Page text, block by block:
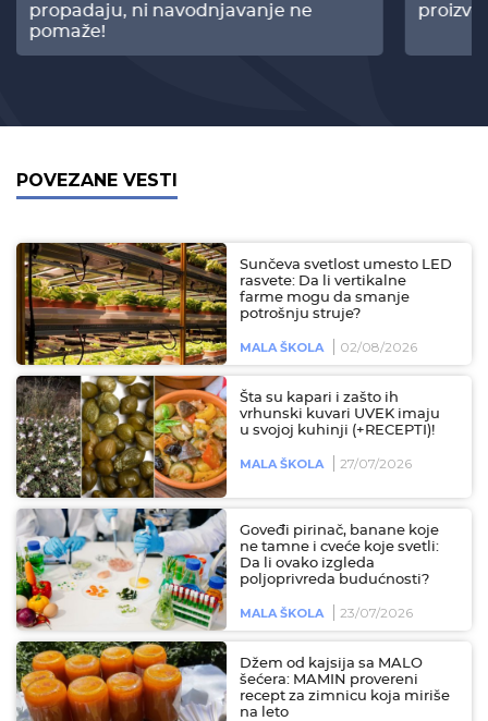
propadaju, ni navodnjavanje ne
pomaže!
POVEZANE VESTI
Sunčeva svetlost umesto LED
rasvete: Da li vertikalne
farme mogu da smanje
potrošnju struje?
MALA ŠKOLA 02/08/2026
Šta su kapari i zašto ih
vrhunski kuvari UVEK imaju
u svojoj kuhinji (+RECEPTI)!
MALA ŠKOLA 27/07/2026
Goveđi pirinač, banane koje
ne tamne i cveće koje svetli:
Da li ovako izgleda
poljoprivreda budućnosti?
MALA ŠKOLA 23/07/2026
Džem od kajsija sa MALO
šećera: MAMIN provereni
recept za zimnicu koja miriše
na leto